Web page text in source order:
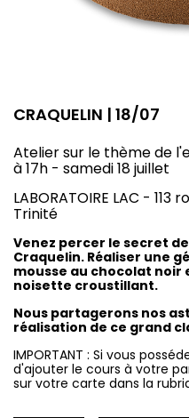
CRAQUELIN | 18/07
Atelier sur le thème de
à 17h - samedi 18 juillet
LABORATOIRE LAC -
Trinité
Venez percer le secret
Craquelin. Réaliser une
mousse au chocolat noir
noisette croustillant.
Nous partagerons nos
réalisation de ce grand
IMPORTANT : Si vous
d'ajouter le cours à votre
sur votre carte dans la